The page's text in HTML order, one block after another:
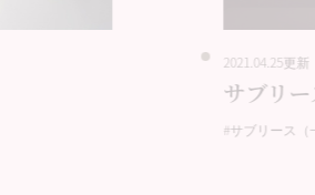
2021.04.25更新
サブリ
#サブリース